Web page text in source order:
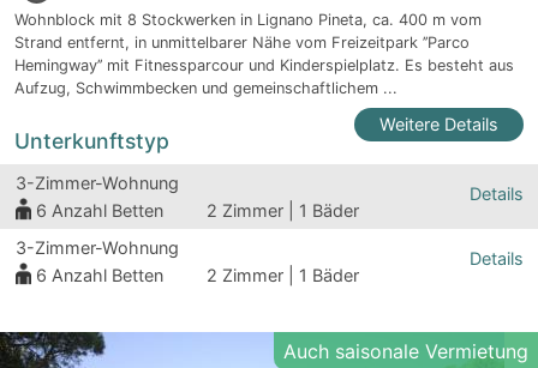
Wohnblock mit 8 Stockwerken in Lignano Pineta, ca. 400 m vom
Strand entfernt, in unmittelbarer Nähe vom Freizeitpark ’’Parco
Hemingway’’ mit Fitnessparcour und Kinderspielplatz. Es besteht aus
Aufzug, Schwimmbecken und gemeinschaftlichem ...
Weitere Details
Unterkunftstyp
3-Zimmer-Wohnung
6 Anzahl Betten 2 Zimmer | 1 Bäder
Details
3-Zimmer-Wohnung
6 Anzahl Betten 2 Zimmer | 1 Bäder
Details
Auch saisonale Vermietung